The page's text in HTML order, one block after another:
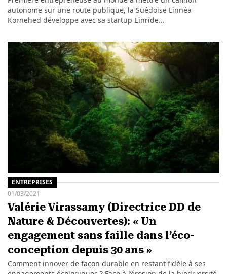
autonome sur une route publique, la Suédoise Linnéa
Kornehed développe avec sa startup Einride…
ENTREPRISES
01/03/2021
Valérie Virassamy (Directrice DD de
Nature & Découvertes): « Un
engagement sans faille dans l’éco-
conception depuis 30 ans »
Comment innover de façon durable en restant fidèle à ses